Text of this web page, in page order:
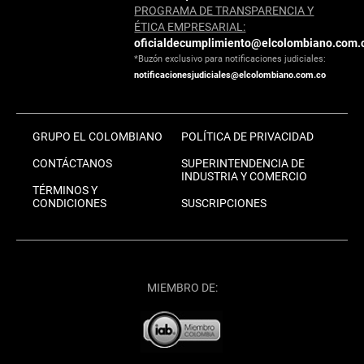
PROGRAMA DE TRANSPARENCIA Y
ÉTICA EMPRESARIAL:
*Buzón exclusivo para notificaciones judiciales:
notificacionesjudiciales@elcolombiano.com.co
GRUPO EL COLOMBIANO
CONTÁCTANOS
TÉRMINOS Y
CONDICIONES
POLÍTICA DE PRIVACIDAD
SUPERINTENDENCIA DE
INDUSTRIA Y COMERCIO
SUSCRIPCIONES
MIEMBRO DE: